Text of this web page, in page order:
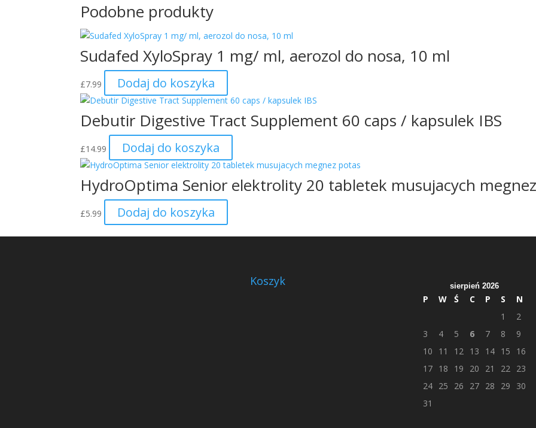
Podobne produkty
Sudafed XyloSpray 1 mg/ ml, aerozol do nosa, 10 ml
£7.99 Dodaj do koszyka
Debutir Digestive Tract Supplement 60 caps / kapsulek IBS
£14.99 Dodaj do koszyka
HydroOptima Senior elektrolity 20 tabletek musujacych
£5.99 Dodaj do koszyka
Koszyk sierpień 2026
P W Ś C P S
N
1
2
3
4 5 6 7 8
9
10
11 12 13 14 15
16
17
18 19 20 21 22
23
24
25 26 27 28 29
30
31